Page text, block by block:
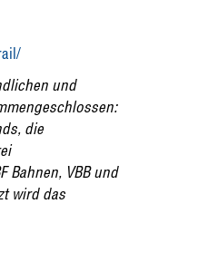
und
die
Bahnen, VBB und
wird das